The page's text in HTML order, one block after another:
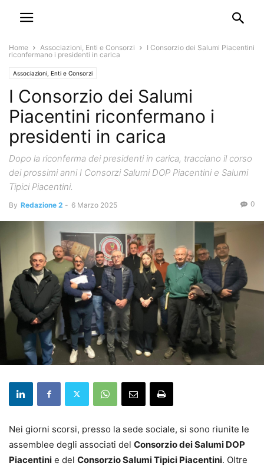
Home Associazioni, Enti e Consorzi
I Consorzio dei Salumi Piacentini
riconfermano i presidenti in carica
Associazioni, Enti e Consorzi
I Consorzio dei Salumi
Piacentini riconfermano i
presidenti in carica
Dopo la riconferma dei presidenti in carica, tracciano il corso
dei prossimi anni I Consorzi Salumi DOP Piacentini e Salumi
Tipici Piacentini.
By Redazione 2 - 6 Marzo 2025 0
Nei giorni scorsi, presso la sede sociale, si sono riunite le
assemblee degli associati del Consorzio dei Salumi DOP
Piacentini e del Consorzio Salumi Tipici Piacentini. Oltre